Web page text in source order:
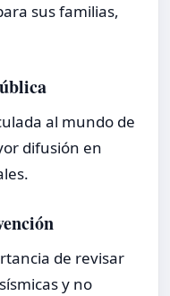
sus familias,
al mundo de
difusión en
de revisar
y no